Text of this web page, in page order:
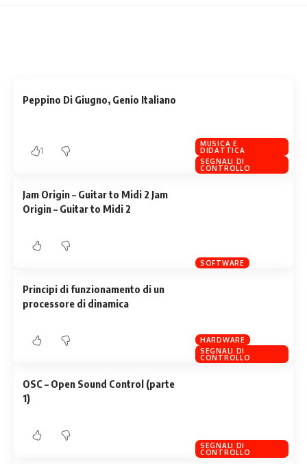
MUSICA E
DIDATTICA
SEGNALI DI
CONTROLLO
Peppino Di Giugno, Genio Italiano
1
SOFTWARE
Jam Origin – Guitar to Midi 2 Jam
Origin – Guitar to Midi 2
HARDWARE
SEGNALI DI
CONTROLLO
Principi di funzionamento di un
processore di dinamica
SEGNALI DI
CONTROLLO
OSC – Open Sound Control (parte
1)